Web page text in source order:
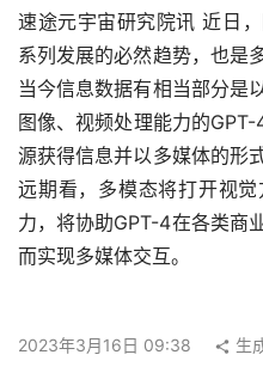
速途元宇宙研究院讯 近日
系列发展的必然趋势，也是
当今信息数据有相当部分是
图像、视频处理能力的
源获得信息并以多媒体的形
远期看，多模态将打开视
力，将协助GPT-4在各类商
而实现多媒体交互。
2023年3月16日 09:38 生